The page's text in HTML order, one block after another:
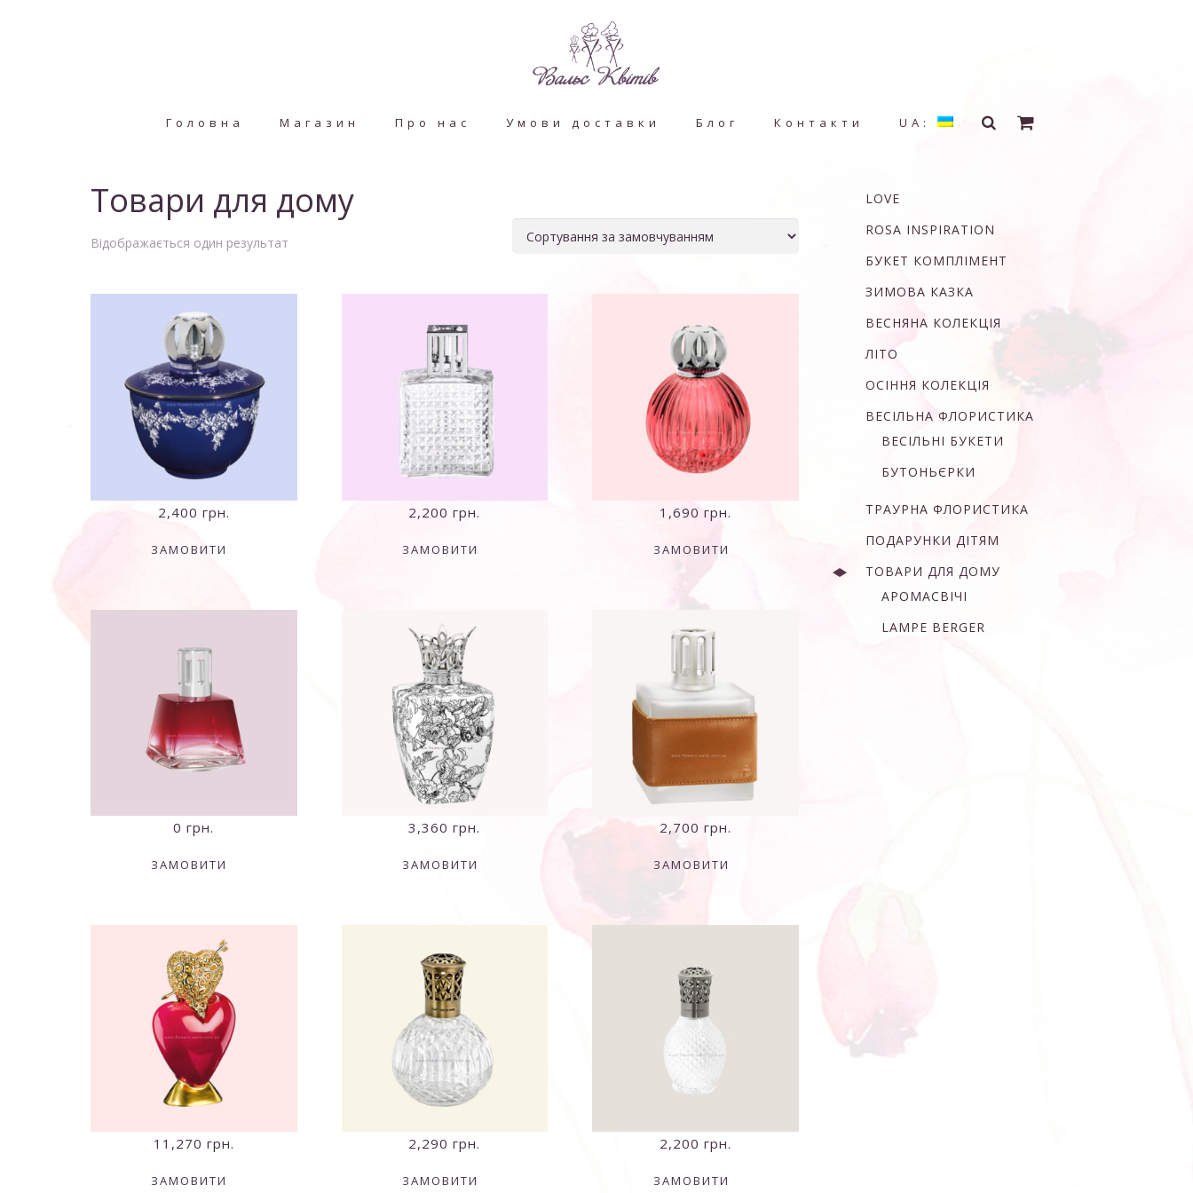
Головна Магазин Про нас Умови доставки Блог Контакти UA:
Товари для дому
Відображається один результат
2,400 грн.
ЗАМОВИТИ
2,200 грн.
ЗАМОВИТИ
1,690 грн.
ЗАМОВИТИ
0 грн.
ЗАМОВИТИ
3,360 грн.
ЗАМОВИТИ
2,700 грн.
ЗАМОВИТИ
11,270 грн.
ЗАМОВИТИ
2,290 грн.
ЗАМОВИТИ
2,200 грн.
ЗАМОВИТИ
LOVE
ROSA INSPIRATION
БУКЕТ КОМПЛІМЕНТ
ЗИМОВА КАЗКА
ВЕСНЯНА КОЛЕКЦІЯ
ЛІТО
ОСІННЯ КОЛЕКЦІЯ
ВЕСІЛЬНА ФЛОРИСТИКА
ВЕСІЛЬНІ БУКЕТИ
БУТОНЬЄРКИ
ТРАУРНА ФЛОРИСТИКА
ПОДАРУНКИ ДІТЯМ
ТОВАРИ ДЛЯ ДОМУ
АРОМАСВІЧІ
LAMPE BERGER